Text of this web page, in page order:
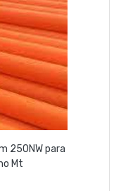
250NW para
Mt